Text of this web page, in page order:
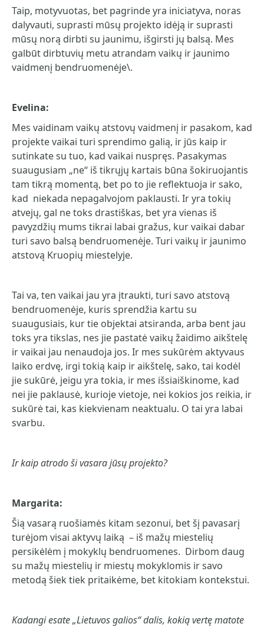
Taip, motyvuotas, bet pagrinde yra iniciatyva, noras
dalyvauti, suprasti mūsų projekto idėją ir suprasti
mūsų norą dirbti su jaunimu, išgirsti jų balsą. Mes
galbūt dirbtuvių metu atrandam vaikų ir jaunimo
vaidmenį bendruomenėje\.
Evelina:
Mes vaidinam vaikų atstovų vaidmenį ir pasakom, kad
projekte vaikai turi sprendimo galią, ir jūs kaip ir
sutinkate su tuo, kad vaikai nuspręs. Pasakymas
suaugusiam „ne“ iš tikrųjų kartais būna šokiruojantis
tam tikrą momentą, bet po to jie reflektuoja ir sako,
kad niekada nepagalvojom paklausti. Ir yra tokių
atvejų, gal ne toks drastiškas, bet yra vienas iš
pavyzdžių mums tikrai labai gražus, kur vaikai dabar
turi savo balsą bendruomenėje. Turi vaikų ir jaunimo
atstovą Kruopių miestelyje.
Tai va, ten vaikai jau yra įtraukti, turi savo atstovą
bendruomenėje, kuris sprendžia kartu su
suaugusiais, kur tie objektai atsiranda, arba bent jau
toks yra tikslas, nes jie pastatė vaikų žaidimo aikštelę
ir vaikai jau nenaudoja jos. Ir mes sukūrėm aktyvaus
laiko erdvę, irgi tokią kaip ir aikštelę, sako, tai kodėl
jie sukūrė, jeigu yra tokia, ir mes išsiaiškinome, kad
nei jie paklausė, kurioje vietoje, nei kokios jos reikia, ir
sukūrė tai, kas kiekvienam neaktualu. O tai yra labai
svarbu.
Ir kaip atrodo ši vasara jūsų projekto?
Margarita:
Šią vasarą ruošiamės kitam sezonui, bet šį pavasarį
turėjom visai aktyvų laiką – iš mažų miestelių
persikėlėm į mokyklų bendruomenes. Dirbom daug
su mažų miestelių ir miestų mokyklomis ir savo
metodą šiek tiek pritaikėme, bet kitokiam kontekstui.
Kadangi esate „Lietuvos galios“ dalis, kokią vertę matote